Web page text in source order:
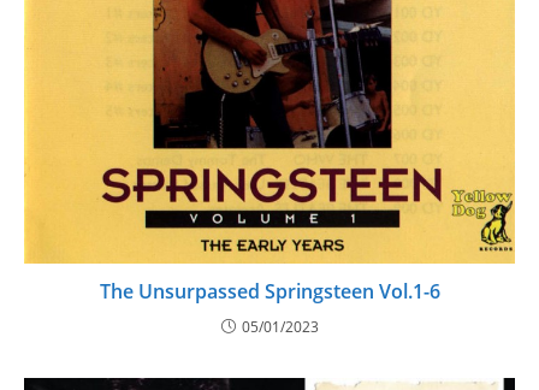
The Unsurpassed Springsteen Vol.1-6
05/01/2023